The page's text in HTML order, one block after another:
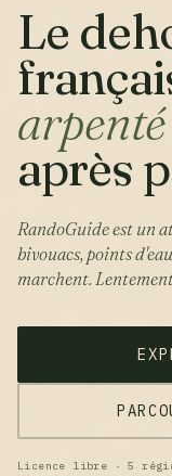
Le
arpenté
après
RandoGuide est un atlas de l'outdoor — régions, sentiers,
bivouacs, points
marchent.
Licence libre · 5